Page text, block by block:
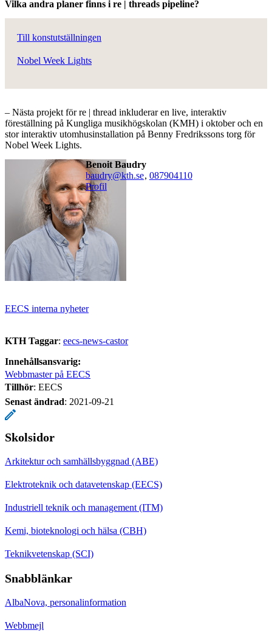
Vilka andra planer finns i re | threads pipeline?
Till konstutställningen
Nobel Week Lights
– Nästa projekt för re | thread inkluderar en live, interaktiv
föreställning på Kungliga musikhögskolan (KMH) i oktober och en
stor interaktiv utomhusinstallation på Benny Fredrikssons torg för
Nobel Week Lights.
Benoit Baudry
baudry@kth.se, 087904110
Profil
EECS interna nyheter
KTH Taggar: eecs-news-castor
Innehållsansvarig:
Webbmaster på EECS
Tillhör: EECS
Senast ändrad: 2021-09-21
Skolsidor
Arkitektur och samhällsbyggnad (ABE)
Elektroteknik och datavetenskap (EECS)
Industriell teknik och management (ITM)
Kemi, bioteknologi och hälsa (CBH)
Teknikvetenskap (SCI)
Snabblänkar
AlbaNova, personalinformation
Webbmejl